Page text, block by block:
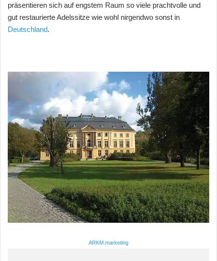
präsentieren sich auf engstem Raum so viele prachtvolle und
gut restaurierte Adelssitze wie wohl nirgendwo sonst in
Deutschland.
ARKM.marketing